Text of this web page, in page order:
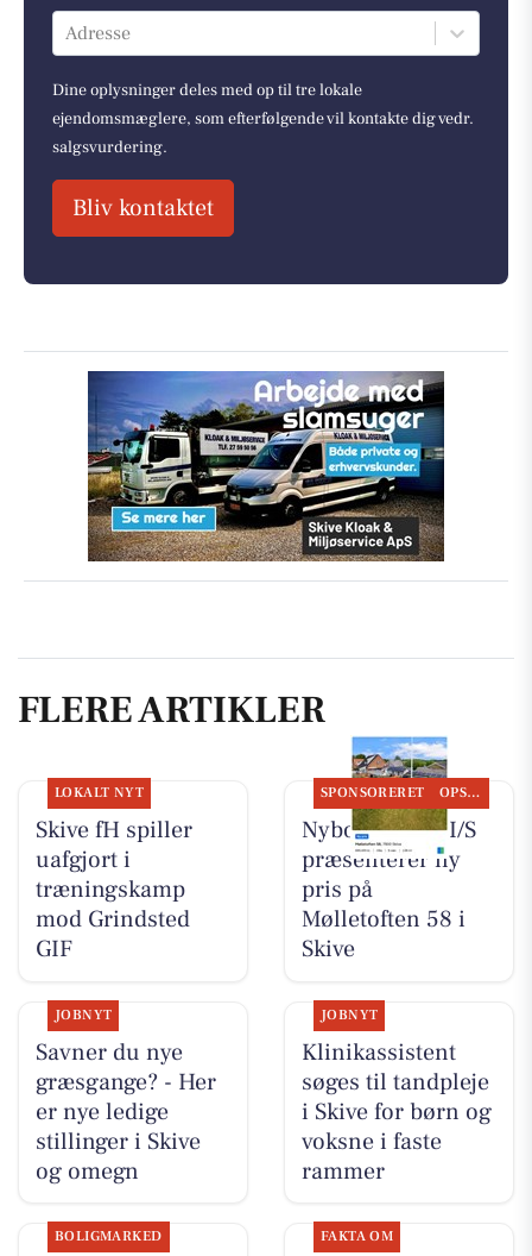
Adresse
Dine oplysninger deles med op til tre lokale
ejendomsmæglere, som efterfølgende vil kontakte dig vedr.
salgsvurdering.
Bliv kontaktet
FLERE ARTIKLER
LOKALT NYT
Skive fH spiller
uafgjort i
træningskamp
mod Grindsted
GIF
SPONSORERET OPSLAGSTAVLEN
Nybolig Skive I/S
præsenterer ny
pris på
Mølletoften 58 i
Skive
JOBNYT
Savner du nye
græsgange? - Her
er nye ledige
stillinger i Skive
og omegn
JOBNYT
Klinikassistent
søges til tandpleje
i Skive for børn og
voksne i faste
rammer
BOLIGMARKED FAKTA OM